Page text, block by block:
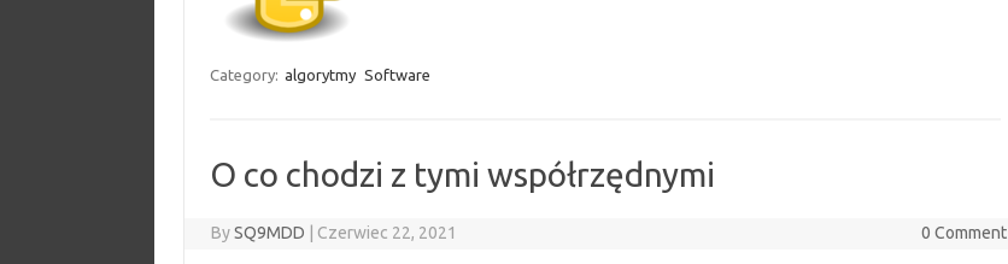
Category: algorytmy Software
O co chodzi z tymi współrzędnymi
BySQ9MDD Czerwiec 22, 2021 0 Comment